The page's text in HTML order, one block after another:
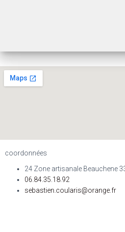
coordonnées
24 Zone artisanale Beauchene
06.84.35.18.92
sebastien.coularis@orange.fr